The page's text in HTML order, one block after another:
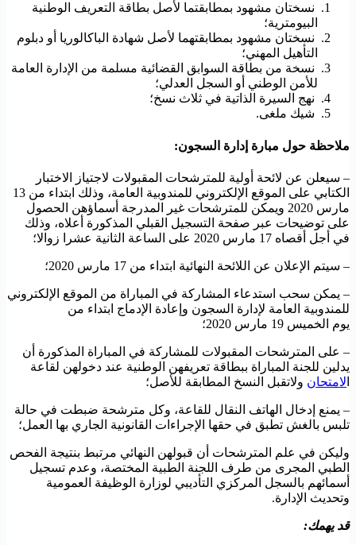
نسختان مشهود بمطابقتما لأصل بطاقة التعريف الوطنية
البيومترية؛
نسختان مشهود بمطابقتهما لأصل شهادة الباكالوريا أو دبلوم
التأهيل المهني؛
نسخة من بطاقة السوابق القضائية مسلمة من الإدارة العامة
للأمن الوطني أو السجل العدلي؛
نهج السيرة الذاتية في ثلاث نسخ؛
شيك ملغى.
ملاحظة حول مبارة إدارة السجون:
– سيعلن عن لائحة أولية للمترشحات المقبولات لاجتياز الاختبار
الكتابي على الموقع الإلكتروني للمندوبية العامة، وذلك ابتداء من 13
مارس 2020 ويمكن للمترشحات غير المدرجة أسماؤهن الحصول
على توضيحات عبر صفحة التسجيل القبلي المذكورة أعلاه، وذلك
في أجل أقصاه 17 مارس 2020 على الساعة الثانية عشرا زوالا؛
– سيتم الإعلان عن اللائحة النهائية ابتداء من 17 مارس 2020؛
– يمكن سحب استدعاء المشاركة في المباراة من الموقع الإلكتروني
للمندوبية العامة لإدارة السجون وإعادة الإدماج ابتداء من
يوم الخميس 19 مارس 2020؛
– على المترشحات المقبولات للمشاركة في المباراة المذكورة أن
يدلين للجنة المباراة ببطاقة تعريفهن الوطنية عند دخولهن لقاعة
لامتحان ولاتقبل النسخ المطابقة للأصل؛
– يمنع إدخال الهاتف النقال للقاعة، وكل مترشحة ضبطت في حالة
تلبس بالغش تطبق في حقها الإجراءات القانونية الجاري بها العمل؛
وليكن في علم المترشحات أن قبولهن النهائي مرتبط بنتيجة الفحص
الطبي المجرى من طرف اللجنة الطبية المختصة، وعدم تسجيل
أسمائهم بالسجل المركزي التأديبي لوزارة الوظيفة العمومية
وتحديث الإدارة.
قد يهمك: